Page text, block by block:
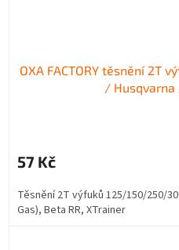
OXA FACTORY těsnění 2T
/
57 Kč
Těsnění 2T výfuků 125/150/250/
Gas), Beta RR, XTrainer